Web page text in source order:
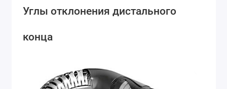
Углы отклонения дистального
конца